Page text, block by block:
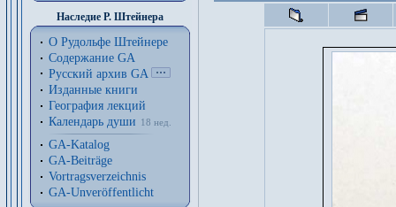
Наследие Р. Штейнера
О Рудольфе Штейнере
Содержание GA
Русский архив GA
Изданные книги
География лекций
Календарь души
18 нед.
GA-Katalog
GA-Beiträge
Vortragsverzeichnis
GA-Unveröffentlicht